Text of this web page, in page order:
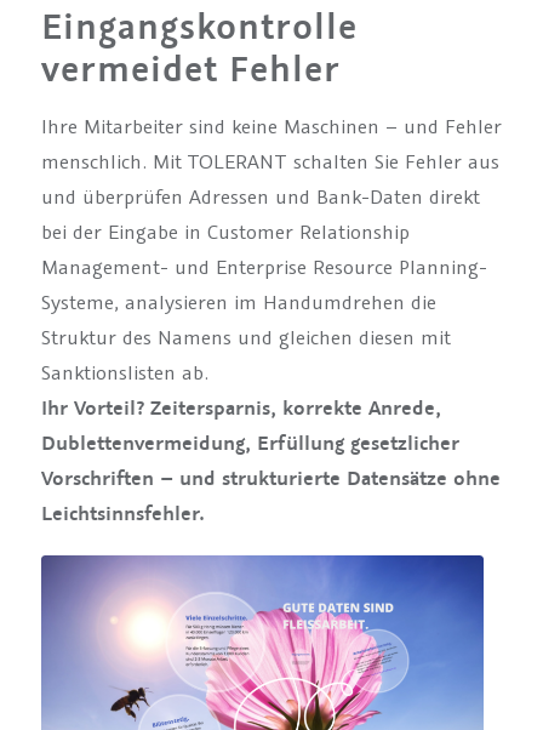
Eingangskontrolle
vermeidet Fehler
Ihre Mitarbeiter sind keine Maschinen – und Fehler
menschlich. Mit TOLERANT schalten Sie Fehler aus
und überprüfen Adressen und Bank-Daten direkt
bei der Eingabe in Customer Relationship
Management- und Enterprise Resource Planning-
Systeme, analysieren im Handumdrehen die
Struktur des Namens und gleichen diesen mit
Sanktionslisten ab.
Ihr Vorteil? Zeitersparnis, korrekte Anrede,
Dublettenvermeidung, Erfüllung gesetzlicher
Vorschriften – und strukturierte Datensätze ohne
Leichtsinnsfehler.